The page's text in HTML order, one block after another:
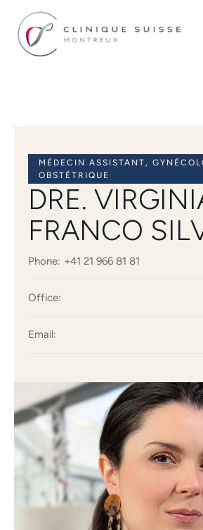
MÉDECIN ASSISTANT,
OBSTÉTRIQUE
DRE.
FRANCO
Phone: +41 21 966 81 81
Office:
Email: